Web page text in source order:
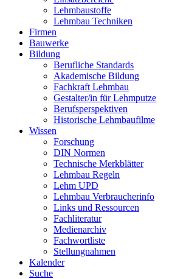
Lehmbaustoffe
Lehmbau Techniken
Firmen
Bauwerke
Bildung
Berufliche Standards
Akademische Bildung
Fachkraft Lehmbau
Gestalter/in für Lehmputze
Berufsperspektiven
Historische Lehmbaufilme
Wissen
Forschung
DIN Normen
Technische Merkblätter
Lehmbau Regeln
Lehm UPD
Lehmbau Verbraucherinfo
Links und Ressourcen
Fachliteratur
Medienarchiv
Fachwortliste
Stellungnahmen
Kalender
Suche